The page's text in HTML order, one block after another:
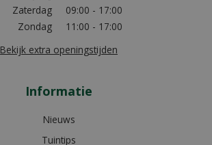
Zaterdag
09:00 - 17:00
Zondag
11:00 - 17:00
Bekijk extra openingstijden
Informatie
Nieuws
Tuintips